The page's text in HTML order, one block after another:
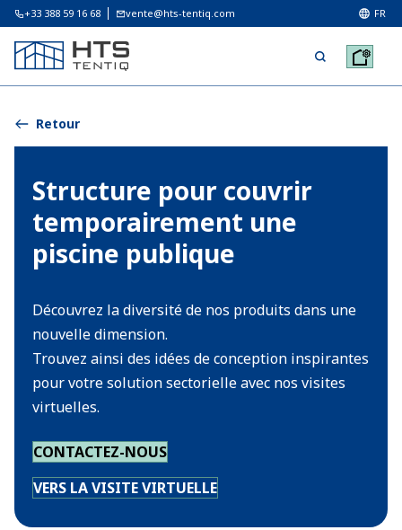
+33 388 59 16 68 vente@hts-tentiq.com FR
Retour
Structure pour couvrir
temporairement une
piscine publique
Découvrez la diversité de nos produits dans une
nouvelle dimension.
Trouvez ainsi des idées de conception inspirantes
pour votre solution sectorielle avec nos visites
virtuelles.
CONTACTEZ-NOUS
VERS LA VISITE VIRTUELLE